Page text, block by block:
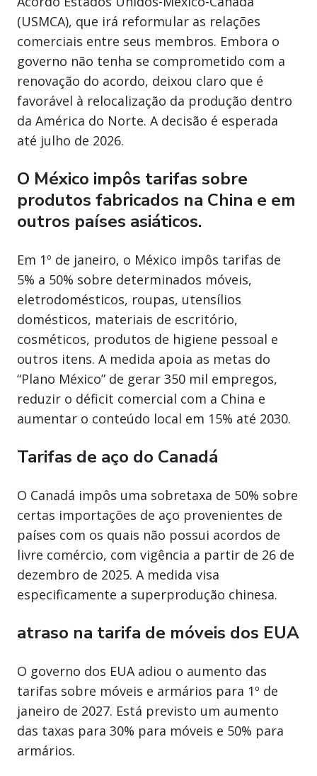
(USMCA), que irá reformular as relações
comerciais entre seus membros. Embora o
governo não tenha se comprometido com a
renovação do acordo, deixou claro que é
favorável à relocalização da produção dentro
da América do Norte. A decisão é esperada
até julho de 2026.
O México impôs tarifas sobre
produtos fabricados na China e em
outros países asiáticos.
Em 1º de janeiro, o México impôs tarifas de
5% a 50% sobre determinados móveis,
eletrodomésticos, roupas, utensílios
domésticos, materiais de escritório,
cosméticos, produtos de higiene pessoal e
outros itens. A medida apoia as metas do
“Plano México” de gerar 350 mil empregos,
reduzir o déficit comercial com a China e
aumentar o conteúdo local em 15% até 2030.
Tarifas de aço do Canadá
O Canadá impôs uma sobretaxa de 50% sobre
certas importações de aço provenientes de
países com os quais não possui acordos de
livre comércio, com vigência a partir de 26 de
dezembro de 2025. A medida visa
especificamente a superprodução chinesa.
atraso na tarifa de móveis dos EUA
O governo dos EUA adiou o aumento das
tarifas sobre móveis e armários para 1º de
janeiro de 2027. Está previsto um aumento
das taxas para 30% para móveis e 50% para
armários.